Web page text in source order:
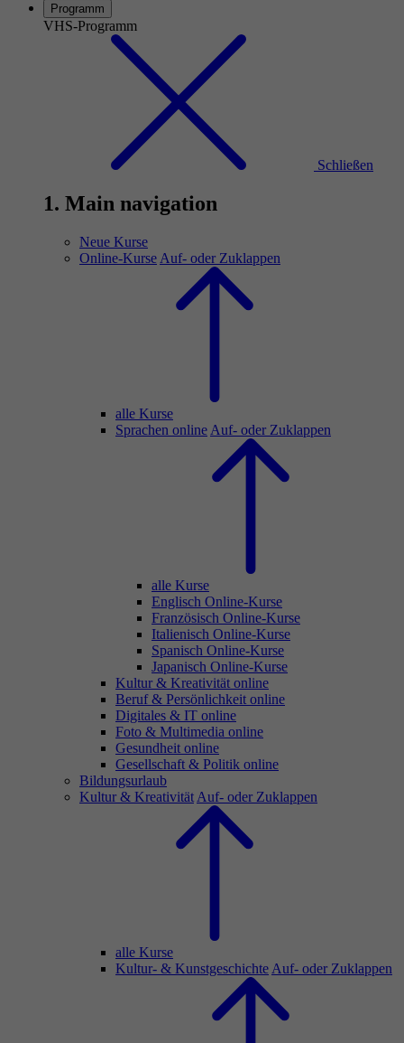
Programm
VHS-Programm
Schließen
1. Main navigation
Neue Kurse
Online-Kurse Auf- oder Zuklappen
alle Kurse
Sprachen online Auf- oder Zuklappen
alle Kurse
Englisch Online-Kurse
Französisch Online-Kurse
Italienisch Online-Kurse
Spanisch Online-Kurse
Japanisch Online-Kurse
Kultur & Kreativität online
Beruf & Persönlichkeit online
Digitales & IT online
Foto & Multimedia online
Gesundheit online
Gesellschaft & Politik online
Bildungsurlaub
Kultur & Kreativität Auf- oder Zuklappen
alle Kurse
Kultur- & Kunstgeschichte Auf- oder Zuklappen